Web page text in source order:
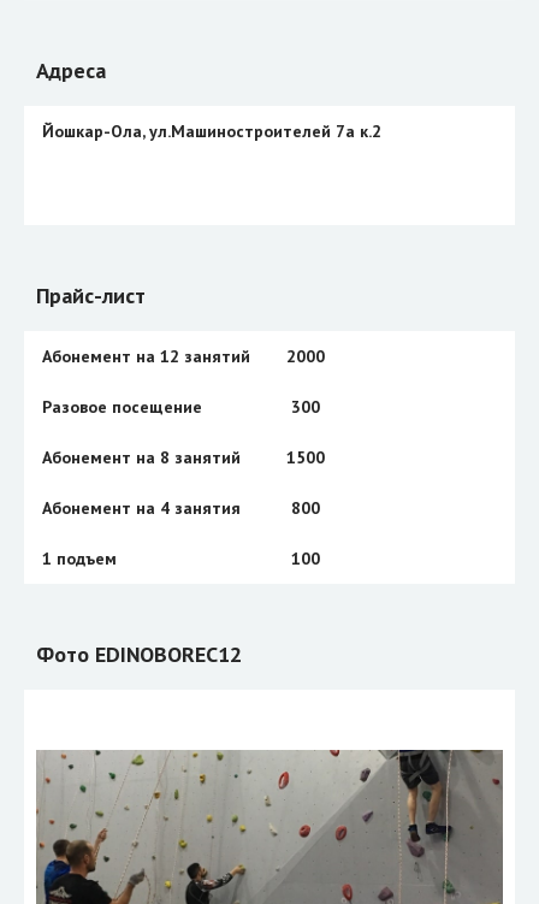
Адреса
Йошкар-Ола, ул.Машиностроителей 7а к.2
Прайс-лист
Абонемент на 12 занятий 2000
Разовое посещение 300
Абонемент на 8 занятий 1500
Абонемент на 4 занятия 800
1 подъем 100
Фото EDINOBOREC12